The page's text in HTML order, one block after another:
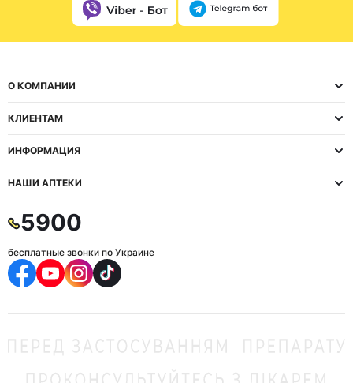
О КОМПАНИИ
КЛИЕНТАМ
ИНФОРМАЦИЯ
НАШИ АПТЕКИ
5900
бесплатные звонки по Украине